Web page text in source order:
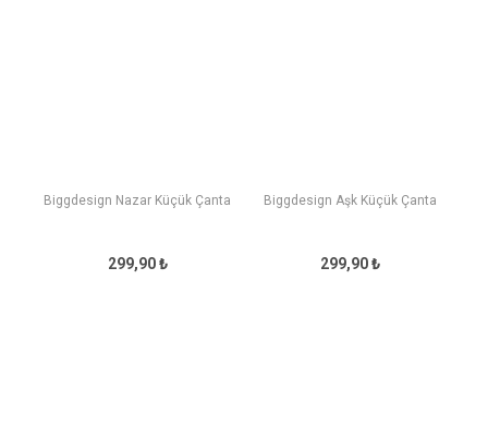
Biggdesign Nazar Küçük Çanta
299,90 ₺
Biggdesign Aşk Küçük Çanta
299,90 ₺